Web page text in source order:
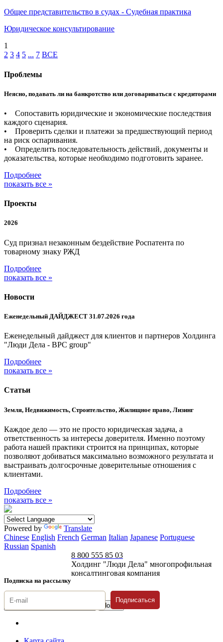
Общее представительство в судах - Судебная практика
Юридическое консультирование
1
2 3 4 5 ... 7 ВСЕ
Проблемы
Неясно, подавать ли на банкротство или договариваться с кредиторами
• Сопоставить юридические и экономические последствия
каждого сценария.
• Проверить сделки и платежи за предшествующий период
на риск оспаривания.
• Определить последовательность действий, документы и
доказательства, которые необходимо подготовить заранее.
Подробнее
показать все »
Проекты
2026
Суд признал незаконным бездействие Роспатента по
товарному знаку РЖД
Подробнее
показать все »
Новости
Еженедельный ДАЙДЖЕСТ 31.07.2026 года
Еженедельный дайджест для клиентов и партнеров Холдинга
"Люди Дела - BPC group"
Подробнее
показать все »
Статьи
Земля, Недвижимость, Строительство, Жилищное право, Лизинг
Каждое дело — это не просто юридическая задача, а
ответственность за интересы доверителя. Именно поэтому
работа нашей практики строится на принципах, которые
позволяют добиваться максимально возможного результата и
выстраивать долгосрочные доверительные отношения с
клиентами.
Подробнее
показать все »
Powered by
Translate
Chinese English French German Italian Japanese Portuguese
Russian Spanish
Подписка на рассылку
8 800 555 85 03
Холдинг "Люди Дела" многопрофильная
консалтинговая компания
Подписаться